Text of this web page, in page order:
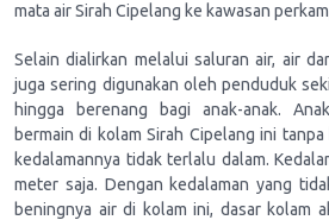
mata air Sirah Cipelang ke kawasan
Selain dialirkan melalui saluran air, air
juga sering digunakan oleh penduduk
hingga berenang bagi anak-anak.
bermain di kolam Sirah Cipelang ini
kedalamannya tidak terlalu dalam.
meter saja. Dengan kedalaman yang
beningnya air di kolam ini, dasar kolam